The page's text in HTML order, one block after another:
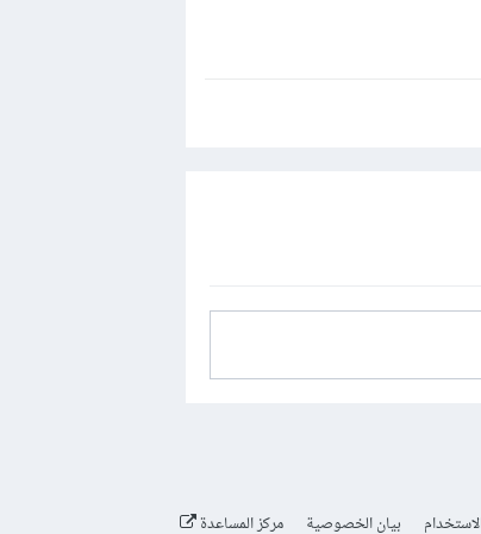
بيان الخصوصية مركز المساعدة